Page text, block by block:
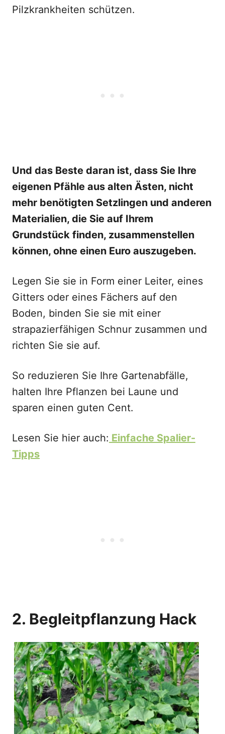
Pilzkrankheiten schützen.
Und das Beste daran ist, dass Sie Ihre
eigenen Pfähle aus alten Ästen, nicht
mehr benötigten Setzlingen und anderen
Materialien, die Sie auf Ihrem
Grundstück finden, zusammenstellen
können, ohne einen Euro auszugeben.
Legen Sie sie in Form einer Leiter, eines
Gitters oder eines Fächers auf den
Boden, binden Sie sie mit einer
strapazierfähigen Schnur zusammen und
richten Sie sie auf.
So reduzieren Sie Ihre Gartenabfälle,
halten Ihre Pflanzen bei Laune und
sparen einen guten Cent.
Lesen Sie hier auch: Einfache Spalier-
Tipps
2. Begleitpflanzung Hack